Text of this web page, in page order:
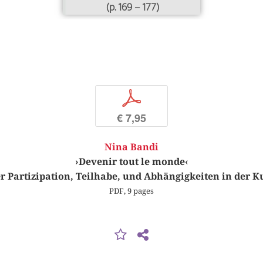
(p. 169 – 177)
p
€ 7,95
Nina Bandi
›Devenir tout le monde‹
Partizipation, Teilhabe, und Abhängigkeiten in der
PDF, 9 pages